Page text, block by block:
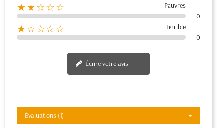
★★☆☆☆
Pauvres
0
★☆☆☆☆
Terrible
0
Écrire votre avis
Évaluations (1)